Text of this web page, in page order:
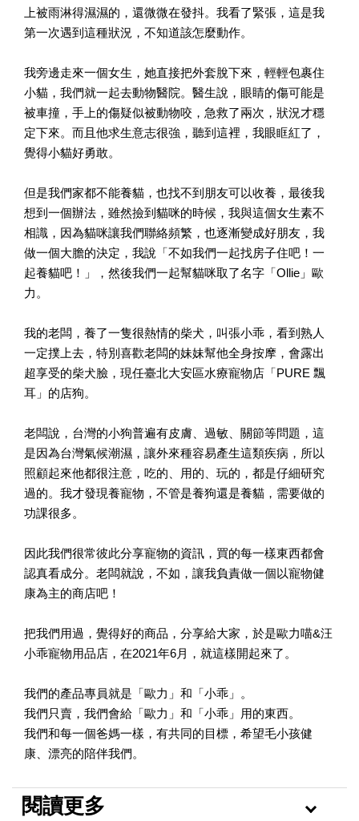
上被雨淋得濕濕的，還微微在發抖。我看了緊張，這是我
第一次遇到這種狀況，不知道該怎麼動作。
我旁邊走來一個女生，她直接把外套脫下來，輕輕包裹住
小貓，我們就一起去動物醫院。醫生說，眼睛的傷可能是
被車撞，手上的傷疑似被動物咬，急救了兩次，狀況才穩
定下來。而且他求生意志很強，聽到這裡，我眼眶紅了，
覺得小貓好勇敢。
但是我們家都不能養貓，也找不到朋友可以收養，最後我
想到一個辦法，雖然撿到貓咪的時候，我與這個女生素不
相識，因為貓咪讓我們聯絡頻繁，也逐漸變成好朋友，我
做一個大膽的決定，我說「不如我們一起找房子住吧！一
起養貓吧！」，然後我們一起幫貓咪取了名字「Ollie」歐
力。
我的老闆，養了一隻很熱情的柴犬，叫張小乖，看到熟人
一定撲上去，特別喜歡老闆的妹妹幫他全身按摩，會露出
超享受的柴犬臉，現任臺北大安區水療寵物店「PURE 飄
耳」的店狗。
老闆說，台灣的小狗普遍有皮膚、過敏、關節等問題，這
是因為台灣氣候潮濕，讓外來種容易產生這類疾病，所以
照顧起來他都很注意，吃的、用的、玩的，都是仔細研究
過的。我才發現養寵物，不管是養狗還是養貓，需要做的
功課很多。
因此我們很常彼此分享寵物的資訊，買的每一樣東西都會
認真看成分。老闆就說，不如，讓我負責做一個以寵物健
康為主的商店吧！
把我們用過，覺得好的商品，分享給大家，於是歐力喵&汪
小乖寵物用品店，在2021年6月，就這樣開起來了。
我們的產品專員就是「歐力」和「小乖」。
我們只賣，我們會給「歐力」和「小乖」用的東西。
我們和每一個爸媽一樣，有共同的目標，希望毛小孩健
康、漂亮的陪伴我們。
閱讀更多